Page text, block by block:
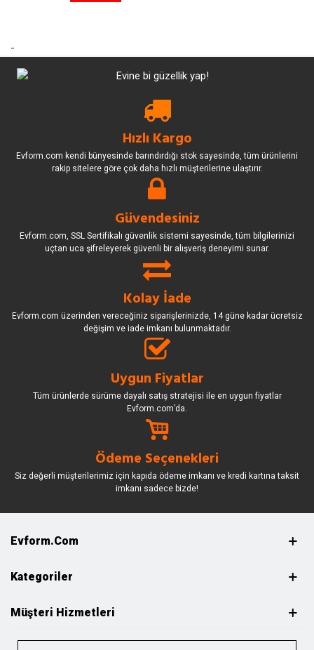
-
Hızlı Kargo
Evform.com kendi bünyesinde barındırdığı stok sayesinde, tüm ürünlerini
rakip sitelere göre çok daha hızlı müşterilerine ulaştırır.
Güvendesiniz
Evform.com, SSL Sertifikalı güvenlik sistemi sayesinde, tüm bilgilerinizi
uçtan uca şifreleyerek güvenli bir alışveriş deneyimi sunar.
Kolay İade
Evform.com üzerinden vereceğiniz siparişlerinizde, 14 güne kadar ücretsiz
değişim ve iade imkanı bulunmaktadır.
Uygun Fiyatlar
Tüm ürünlerde sürüme dayalı satış stratejisi ile en uygun fiyatlar
Evform.com’da.
Ödeme Seçenekleri
Siz değerli müşterilerimiz için kapıda ödeme imkanı ve kredi kartına taksit
imkanı sadece bizde!
Evform.com
Kategoriler
Müşteri Hizmetleri